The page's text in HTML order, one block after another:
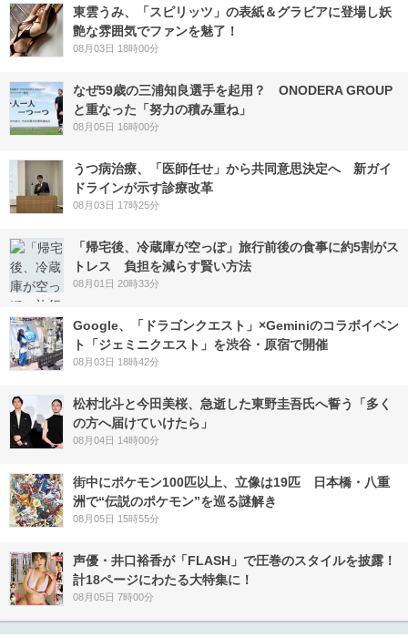
東雲うみ、「スピリッツ」の表紙＆グラビアに登場し妖
艶な雰囲気でファンを魅了！
08月03日 18時00分
なぜ59歳の三浦知良選手を起用？ ONODERA GROUP
と重なった「努力の積み重ね」
08月05日 16時00分
うつ病治療、「医師任せ」から共同意思決定へ 新ガイ
ドラインが示す診療改革
08月03日 17時25分
「帰宅後、冷蔵庫が空っぽ」旅行前後の食事に約5割がス
トレス 負担を減らす賢い方法
08月01日 20時33分
Google、「ドラゴンクエスト」×Geminiのコラボイベン
ト「ジェミニクエスト」を渋谷・原宿で開催
08月03日 18時42分
松村北斗と今田美桜、急逝した東野圭吾氏へ誓う「多く
の方へ届けていけたら」
08月04日 14時00分
街中にポケモン100匹以上、立像は19匹 日本橋・八重
洲で“伝説のポケモン”を巡る謎解き
08月05日 15時55分
声優・井口裕香が「FLASH」で圧巻のスタイルを披露！
計18ページにわたる大特集に！
08月05日 7時00分